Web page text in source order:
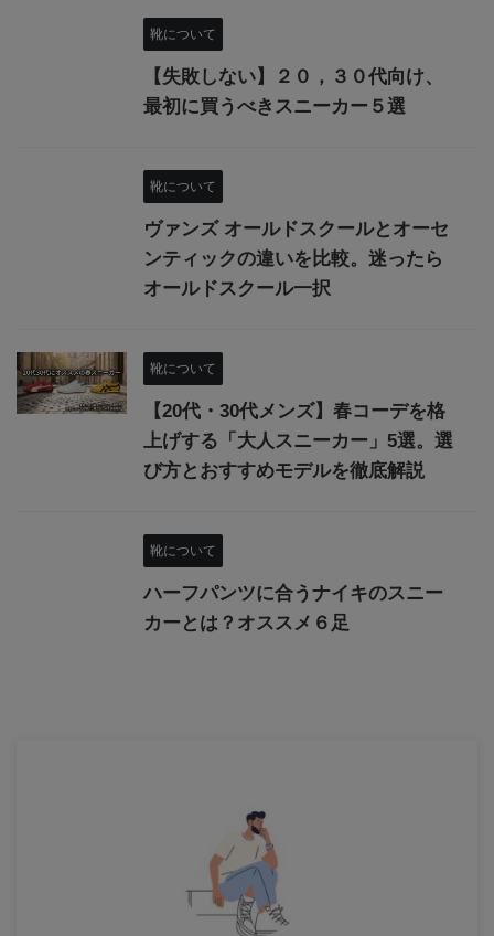
靴について
【失敗しない】２０，３０代向け、
最初に買うべきスニーカー５選
靴について
ヴァンズ オールドスクールとオーセ
ンティックの違いを比較。迷ったら
オールドスクール一択
靴について
​【20代・30代メンズ】春コーデを格
上げする「大人スニーカー」5選。選
び方とおすすめモデルを徹底解説
靴について
ハーフパンツに合うナイキのスニー
カーとは？オススメ６足